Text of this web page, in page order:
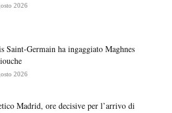
2026
Saint-Germain ha ingaggiato Maghnes
2026
Madrid, ore decisive per l’arrivo di